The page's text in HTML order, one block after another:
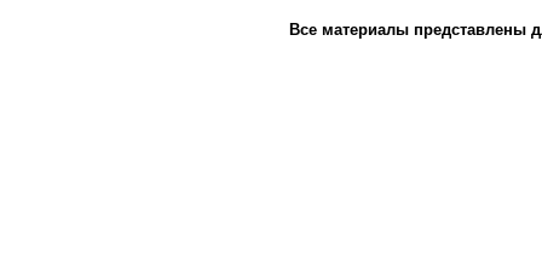
Все материалы представлены